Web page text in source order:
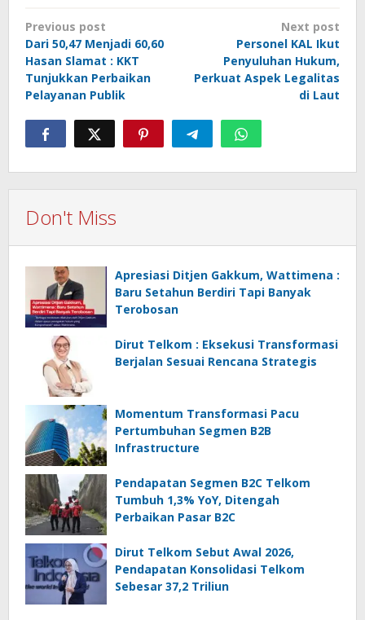
Post
navigation
Previous post
Dari 50,47 Menjadi 60,60
Hasan Slamat : KKT
Tunjukkan Perbaikan
Pelayanan Publik
Next post
Personel KAL Ikut
Penyuluhan Hukum,
Perkuat Aspek Legalitas
di Laut
Don't Miss
Apresiasi Ditjen Gakkum, Wattimena :
Baru Setahun Berdiri Tapi Banyak
Terobosan
Dirut Telkom : Eksekusi Transformasi
Berjalan Sesuai Rencana Strategis
Momentum Transformasi Pacu
Pertumbuhan Segmen B2B
Infrastructure
Pendapatan Segmen B2C Telkom
Tumbuh 1,3% YoY, Ditengah
Perbaikan Pasar B2C
Dirut Telkom Sebut Awal 2026,
Pendapatan Konsolidasi Telkom
Sebesar 37,2 Triliun